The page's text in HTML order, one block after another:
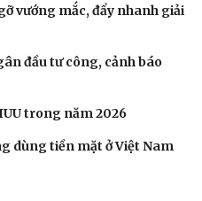
Đọc truyện đêm khuya
Kể chuyện cho bé
Hạt giống tâm hồn
vướng mắc, đẩy nhanh giải
đầu tư công, cảnh báo
trong năm 2026
dùng tiền mặt ở Việt Nam